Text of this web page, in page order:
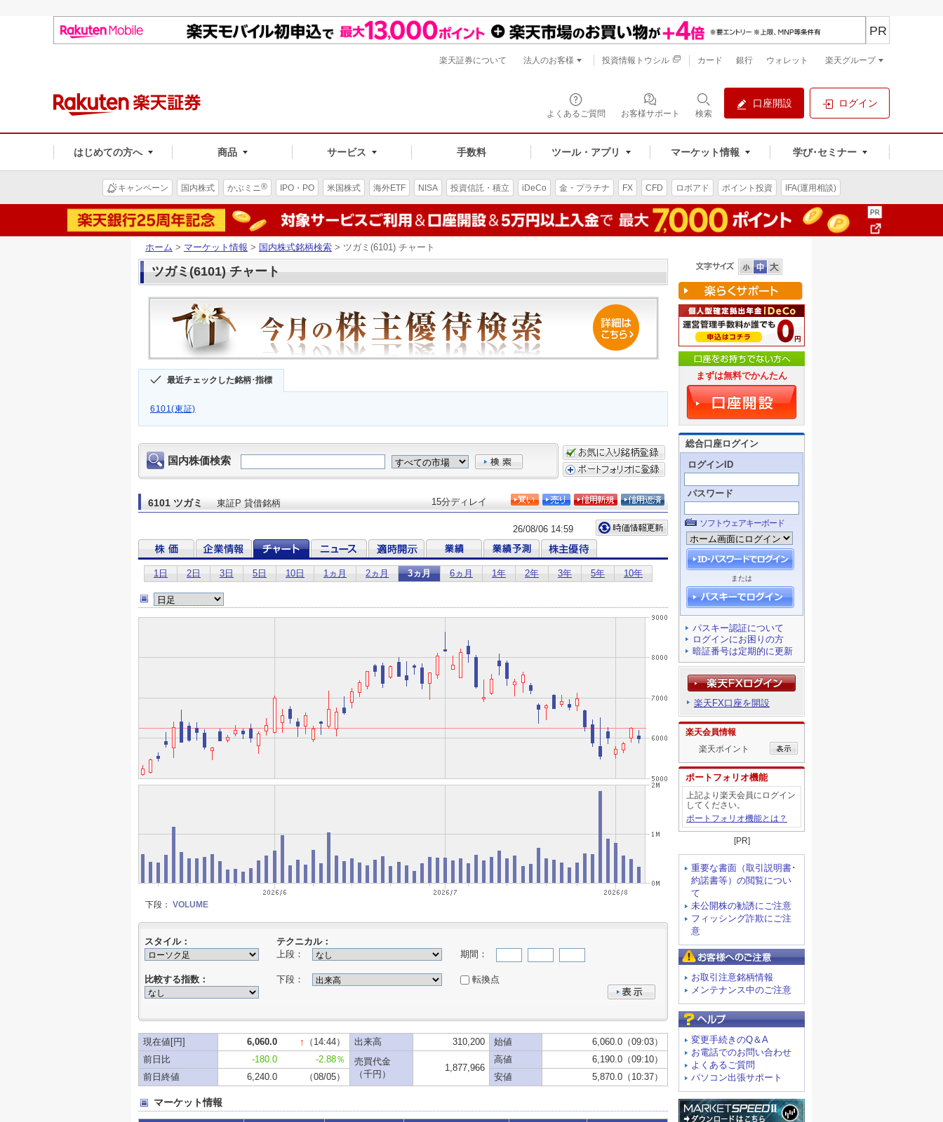
よくあるご質問 お客様サポート 検索
口座開設 ログイン
はじめての方へ 商品 サービス 手数料 ツール・アプリ マーケット情報 学び･セミナー
PR
楽天証券について 法人のお客様 投資情報トウシル カード 銀行 ウォレット 楽天グループ
キャンペーン 国内株式 かぶミニ® IPO・PO 米国株式 海外ETF NISA 投資信託・積立 iDeCo 金・プラチナ FX CFD ロボアド ポイント投資 IFA(運用相談)
ホーム > マーケット情報 > 国内株式銘柄検索 > ツガミ(6101) チャート
ツガミ(6101) チャート
最近チェックした銘柄･指標
6101(東証)
まずは無料でかんたん
総合口座ログイン
ログインID
パスワード
ソフトウェアキーボード
または
パスキー認証について
ログインにお困りの方
暗証番号は定期的に更新
楽天FX口座を開設
楽天会員情報
楽天ポイント
ポートフォリオ機能
上記より楽天会員にログイン
してください。
ポートフォリオ機能とは？
[PR]
重要な書面（取引説明書･
約諾書等）の閲覧につい
て
未公開株の勧誘にご注意
フィッシング詐欺にご注
意
お取引注意銘柄情報
メンテナンス中のご注意
変更手続きのQ＆A
お電話でのお問い合わせ
よくあるご質問
パソコン出張サポート